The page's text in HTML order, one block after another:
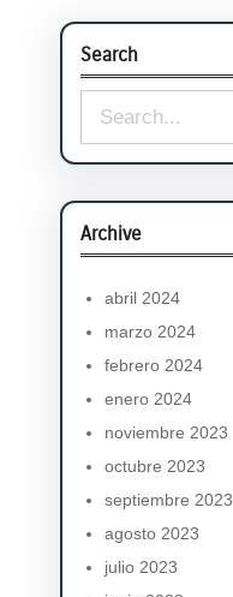
Search
e
a
r
Archive
abril 2024
marzo 2024
febrero 2024
enero 2024
noviembre 2023
octubre 2023
septiembre 2023
agosto 2023
julio 2023